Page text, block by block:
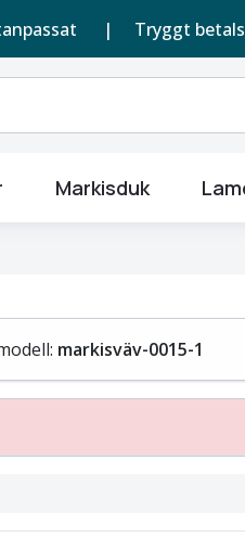
| Tryggt
Markisduk
markisväv-0015-1